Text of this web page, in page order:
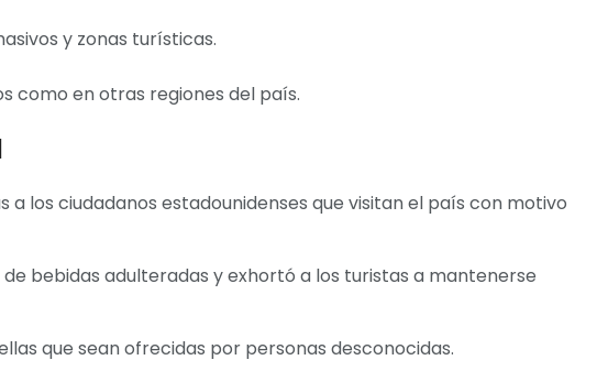
y zonas turísticas.
como en otras regiones del país.
a los ciudadanos estadounidenses que visitan el país con motivo
bebidas adulteradas y exhortó a los turistas a mantenerse
que sean ofrecidas por personas desconocidas.